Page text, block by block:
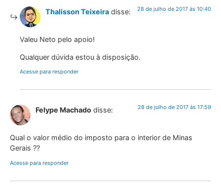
Thalisson Teixeira disse: 28 de julho de 2017 às 10:40
Valeu Neto pelo apoio!
Qualquer dúvida estou à disposição.
Acesse para responder
Felype Machado disse: 28 de julho de 2017 às 17:59
Qual o valor médio do imposto para o interior de Minas
Gerais ??
Acesse para responder